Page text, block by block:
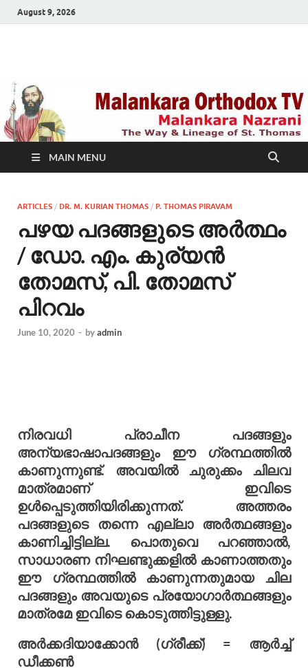
August 9, 2026
TV
MAIN MENU
ARTICLES / DR. M. KURIAN THOMAS / P. THOMAS PIRAVAM
പഴയ പദങ്ങളുടെ അര്‍ത്ഥം
/ ഡോ. എം. കുര്യന്‍
തോമസ്, പി. തോമസ്
പിറവം
June 10, 2020 - byadmin
നിരവധി പ്രാചീന പദങ്ങളും
അന്യഭാഷാപദങ്ങളും ഈ ഗ്രന്ഥത്തില്‍
കാണുന്നുണ്ട്. അവയില്‍ ചുരുക്കം ചിലവ
മാത്രമാണ് ഇവിടെ
ഉള്‍പ്പെടുത്തിയിരിക്കുന്നത്. അത്തരം
പദങ്ങളുടെ തന്നെ എല്ലാ അര്‍ത്ഥങ്ങളും
കാണിച്ചിട്ടില്ല. പൊതുവെ പറഞ്ഞാല്‍,
സാധാരണ നിഘണ്ടുക്കളില്‍ കാണാത്തതും
ഈ ഗ്രന്ഥത്തില്‍ കാണുന്നതുമായ ചില
പദങ്ങളും അവയുടെ പ്രയോഗാര്‍ത്ഥങ്ങളും
മാത്രമേ ഇവിടെ കൊടുത്തിട്ടുള്ളു.
അര്‍ക്കദിയാക്കോന്‍ (ഗ്രീക്ക്) = ആര്‍ച്ച്
ഡീക്കണ്‍